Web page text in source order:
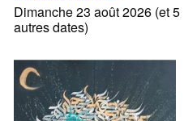
Dimanche 23 août 2026 (et 5
autres dates)